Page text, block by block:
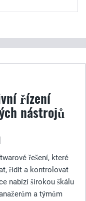
řízení
nástrojů
řešení, které
řídit a kontrolovat
nabízí širokou škálu
a týmům